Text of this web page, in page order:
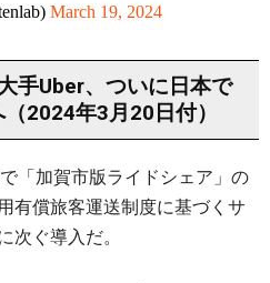
March 19, 2024
手Uber、ついに日本で
2024年3月20日付）
「加賀市版ライドシェア」の
有償旅客運送制度に基づくサ
次ぐ導入だ。